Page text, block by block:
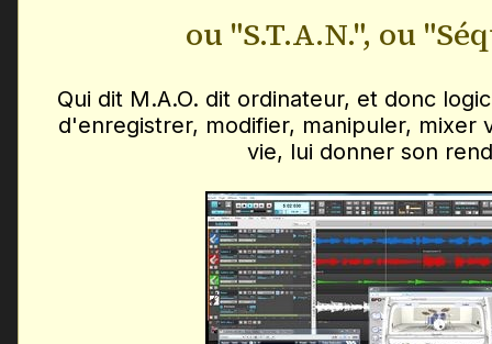
ou "S.T.A.N.", ou
Qui dit M.A.O. dit ordinateur, et donc
d'enregistrer, modifier, manipuler, mixer
vie, lui donner son